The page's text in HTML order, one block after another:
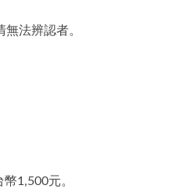
法辨認者。
1,500元。